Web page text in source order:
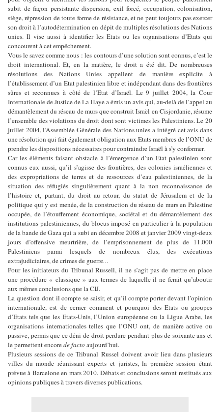
subit de façon persistante dispersion, exil forcé, occupation, colonisation,
siège, répression de toute forme de résistance, et ne peut toujours pas exercer
son droit à l’autodétermination en dépit de multiples résolutions des Nations
unies. Il vise aussi à identifier les Etats ou les organisations d’Etats qui
concourent à cet empêchement.
Vous le savez comme nous : les contours d’une solution sont connus, c’est le
droit international. Et, en la matière, le droit a été dit. De nombreuses
résolutions des Nations Unies appellent de manière explicite à
l’établissement d’un Etat palestinien libre et indépendant dans des frontières
sûres et reconnues à côté de l’Etat d’Israël. Le 9 juillet 2004, la Cour
Internationale de Justice de La Haye a émis un avis qui, au-delà de l’appel au
démantèlement du réseau de murs que construit Israël en Cisjordanie, résume
l’ensemble des violations du droit dont sont victimes les Palestiniens. Le 20
juillet 2004, l’Assemblée Générale des Nations unies a intégré cet avis dans
une résolution qui fait également obligation aux Etats membres de l’ONU de
prendre les dispositions nécessaires pour contraindre Israël à s’y conformer.
Car les éléments faisant obstacle à l’émergence d’un Etat palestinien sont
connus eux aussi, qu’il s’agisse des frontières, des colonies israéliennes et
des expropriations de terres et de ressources d’eau palestiniennes, de la
situation des réfugiés singulièrement quant à la non reconnaissance de
l’histoire et, partant, du droit au retour, du statut de Jérusalem et de la
politique qui y est menée, de la construction du réseau de murs en Palestine
occupée, de l’étouffement économique, sociétal et du démantèlement des
institutions palestiniennes, du blocus imposé en particulier à la population
de la bande de Gaza qui a subi en décembre 2008 et janvier 2009 vingt-deux
jours d’offensive meurtrière, de l’emprisonnement de plus de 11.000
Palestiniens parmi lesquels de nombreux élus, des exécutions
extrajudiciaires, de crimes de guerre…
Pour les initiateurs du Tribunal Russell, il ne s’agit pas de mettre en place
une procédure « classique » aux termes de laquelle il ne ferait qu’aboutir
aux mêmes conclusions que la CIJ.
La question dont il compte se saisir, et qu’il compte porter devant l’opinion
internationale, est de cerner comment et pourquoi des Etats ou groupes
d’Etats tels que les Etats-Unis, l’Union européenne ou la Ligue Arabe, les
organisations internationales telles que l’ONU ont, de manière active ou
passive, permis que ce déni de droit perdure pendant plus de soixante ans et
le permettent encorede factoaujourd’hui.
Plusieurs sessions de ce Tribunal Russel doivent avoir lieu dans plusieurs
villes du monde réunissant experts et juristes, la première session étant
prévue à Barcelone en mars 2010. Débats et conclusions seront restitués aux
opinions publiques à travers diverses publications.